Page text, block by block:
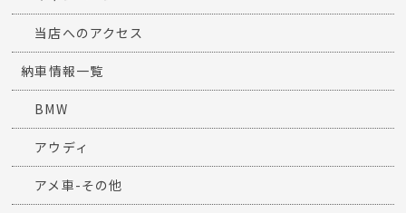
当店へのアクセス
納車情報一覧
BMW
アウディ
アメ車-その他